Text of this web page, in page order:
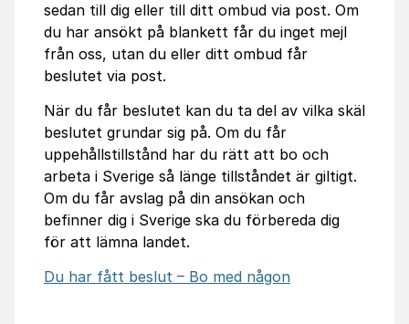
sedan till dig eller till ditt ombud via post. Om
du har ansökt på blankett får du inget mejl
från oss, utan du eller ditt ombud får
beslutet via post.
När du får beslutet kan du ta del av vilka skäl
beslutet grundar sig på. Om du får
uppehållstillstånd har du rätt att bo och
arbeta i Sverige så länge tillståndet är giltigt.
Om du får avslag på din ansökan och
befinner dig i Sverige ska du förbereda dig
för att lämna landet.
Du har fått beslut – Bo med någon